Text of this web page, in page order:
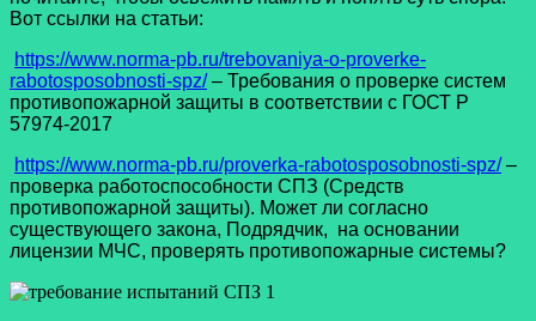
Вот ссылки на статьи:
https://www.norma-pb.ru/trebovaniya-o-proverke-
rabotosposobnosti-spz/ – Требования о проверке систем
противопожарной защиты в соответствии с ГОСТ Р
57974-2017
https://www.norma-pb.ru/proverka-rabotosposobnosti-spz/ –
проверка работоспособности СПЗ (Средств
противопожарной защиты). Может ли согласно
существующего закона, Подрядчик, на основании
лицензии МЧС, проверять противопожарные системы?